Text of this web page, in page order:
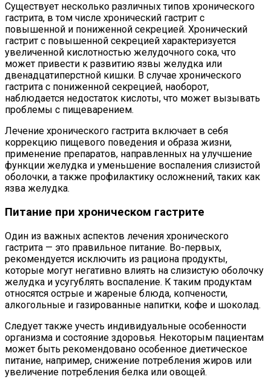
Существует несколько различных типов хронического
гастрита, в том числе хронический гастрит с
повышенной и пониженной секрецией. Хронический
гастрит с повышенной секрецией характеризуется
увеличенной кислотностью желудочного сока, что
может привести к развитию язвы желудка или
двенадцатиперстной кишки. В случае хронического
гастрита с пониженной секрецией, наоборот,
наблюдается недостаток кислоты, что может вызывать
проблемы с пищеварением.
Лечение хронического гастрита включает в себя
коррекцию пищевого поведения и образа жизни,
применение препаратов, направленных на улучшение
функции желудка и уменьшение воспаления слизистой
оболочки, а также профилактику осложнений, таких как
язва желудка.
Питание при хроническом гастрите
Один из важных аспектов лечения хронического
гастрита — это правильное питание. Во-первых,
рекомендуется исключить из рациона продукты,
которые могут негативно влиять на слизистую оболочку
желудка и усугублять воспаление. К таким продуктам
относятся острые и жареные блюда, копчености,
алкогольные и газированные напитки, кофе и шоколад.
Следует также учесть индивидуальные особенности
организма и состояние здоровья. Некоторым пациентам
может быть рекомендовано особенное диетическое
питание, например, снижение потребления жиров или
увеличение потребления белка или овощей.